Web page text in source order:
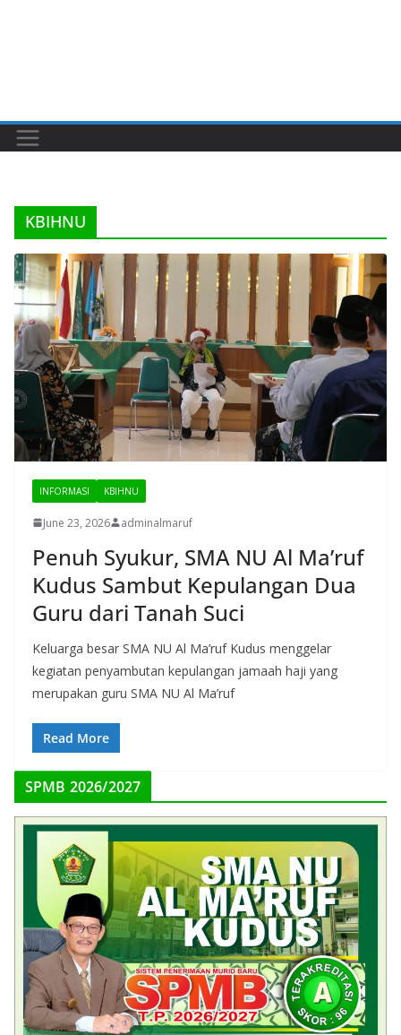
KBIHNU
INFORMASI KBIHNU
June 23, 2026 adminalmaruf
Penuh Syukur, SMA NU Al Ma’ruf
Kudus Sambut Kepulangan Dua
Guru dari Tanah Suci
Keluarga besar SMA NU Al Ma’ruf Kudus menggelar
kegiatan penyambutan kepulangan jamaah haji yang
merupakan guru SMA NU Al Ma’ruf
Read More
SPMB 2026/2027